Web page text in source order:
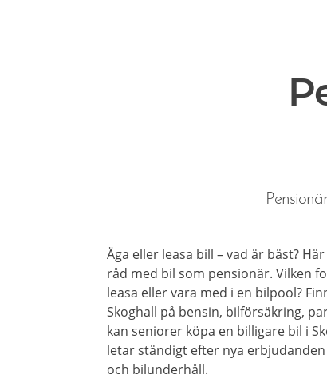
Äga eller leasa bill – vad är bäst?
råd med bil som pensionär. Vilken
leasa eller vara med i en bilpool?
Skoghall på bensin, bilförsäkring,
kan seniorer köpa en billigare bil i
letar ständigt efter nya
och bilunderhåll.